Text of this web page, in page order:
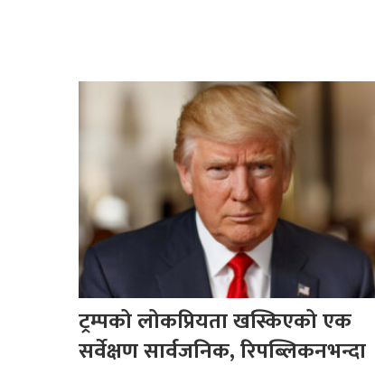
ट्रम्पको लोकप्रियता खस्किएको एक
सर्वेक्षण सार्वजनिक, रिपब्लिकनभन्दा